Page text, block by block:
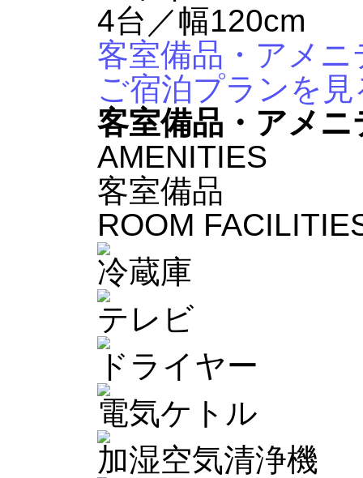
4台／幅120cm
客室備品・アメ
ご宿泊プランを見
客室備品・アメニ
AMENITIES
客室備品
ROOM
冷蔵庫
テレビ
ドライヤー
電気ケトル
加湿空気清浄機